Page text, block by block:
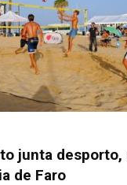
junta desporto,
de Faro